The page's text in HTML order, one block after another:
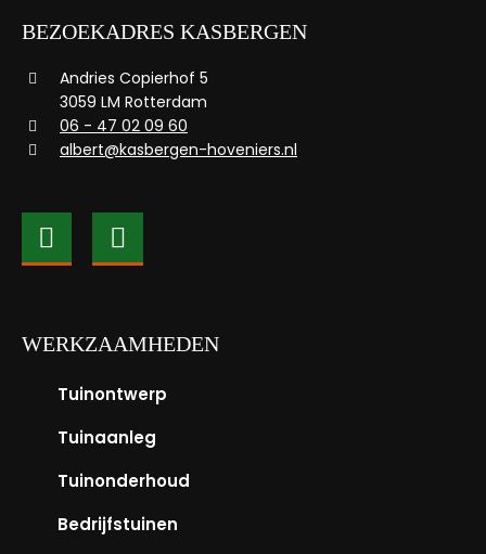
BEZOEKADRES KASBERGEN
Andries Copierhof 5
3059 LM Rotterdam
06 - 47 02 09 60
albert@kasbergen-hoveniers.nl
WERKZAAMHEDEN
Tuinontwerp
Tuinaanleg
Tuinonderhoud
Bedrijfstuinen